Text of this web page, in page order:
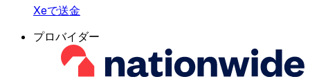
Xeで送金
プロバイダー